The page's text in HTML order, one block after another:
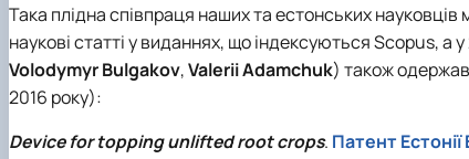
Така плідна співпраця наших та естонських науковців
наукові статті у виданнях, що індексуються Scopus,
Volodymyr Bulgakov,Valerii Adamchuk) також одержав
2016 року):
Device for topping unlifted root crops. Патент Естонії